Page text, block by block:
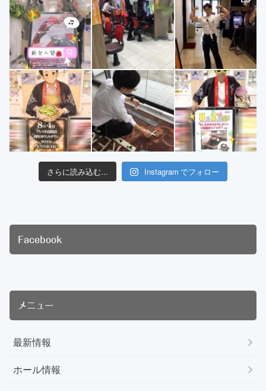
さらに読み込む... Instagram でフォロー
Facebook
メニュー
最新情報
ホール情報